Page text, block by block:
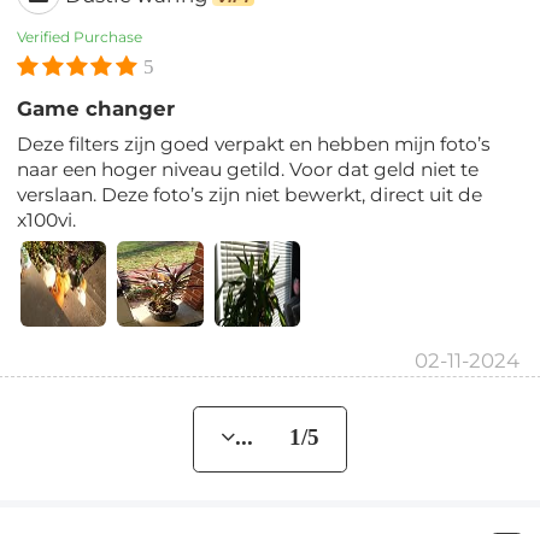
Verified Purchase
5
Game changer
Deze filters zijn goed verpakt en hebben mijn foto’s
naar een hoger niveau getild. Voor dat geld niet te
verslaan. Deze foto’s zijn niet bewerkt, direct uit de
x100vi.
02-11-2024
... 1/5